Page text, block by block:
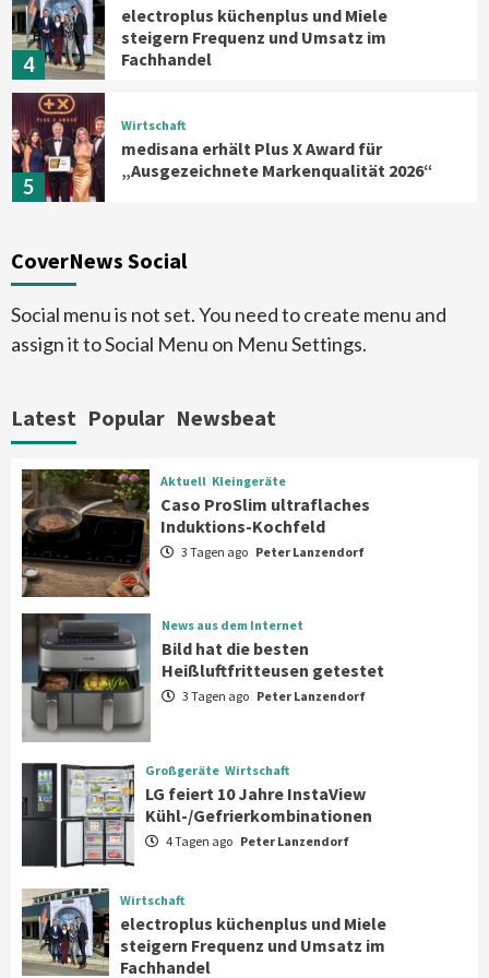
4
electroplus küchenplus und Miele
steigern Frequenz und Umsatz im
Fachhandel
5
Wirtschaft
medisana erhält Plus X Award für
„Ausgezeichnete Markenqualität 2026“
6
Verbraucher setzen immer mehr auf
7
Angeboten
1
Aktuell Kleingeräte
Caso ProSlim ultraflaches Induktions-
Kochfeld
News aus dem Internet
Bild hat die besten Heißluftfritteusen
getestet
3
Großgeräte
LG feiert 10 Jahre InstaView
Kühl-/Gefrierkombinationen
4
Wirtschaft
electroplus küchenplus und Miele
steigern Frequenz und Umsatz im
Fachhandel
CoverNews Social
Social menu is not set. You need to create menu and
assign it to Social Menu on Menu Settings.
Latest Popular Newsbeat
Aktuell Kleingeräte
Caso ProSlim ultraflaches
Induktions-Kochfeld
3 Tagen ago Peter Lanzendorf
News aus dem Internet
Bild hat die besten
Heißluftfritteusen getestet
3 Tagen ago Peter Lanzendorf
Großgeräte Wirtschaft
LG feiert 10 Jahre InstaView
Kühl-/Gefrierkombinationen
4 Tagen ago Peter Lanzendorf
Wirtschaft
electroplus küchenplus und Miele
steigern Frequenz und Umsatz im
Fachhandel